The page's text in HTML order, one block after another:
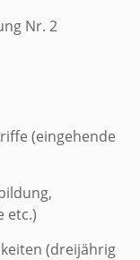
Nr. 2
(eingehende
etc.)
(dreijährig